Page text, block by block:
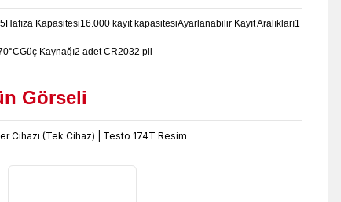
Hafıza Kapasitesi16.000 kayıt kapasitesiAyarlanabilir Kayıt Aralıkları1
Güç Kaynağı2 adet CR2032 pil
Görseli